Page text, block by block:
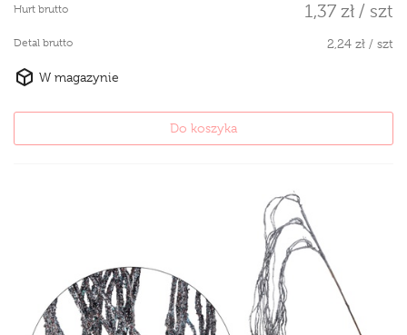
Hurt brutto 1,37 zł / szt
Detal brutto 2,24 zł / szt
W magazynie
Do koszyka